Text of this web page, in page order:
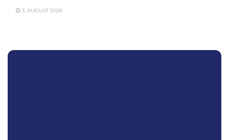
3. AUGUST 2026